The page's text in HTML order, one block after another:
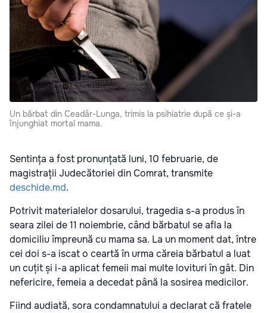
Un bărbat din Ceadâr-Lunga, trimis la psihiatrie după ce și-a
înjunghiat mortal mama.
Sentința a fost pronunțată luni, 10 februarie, de
magistrații Judecătoriei din Comrat, transmite
deschide.md.
Potrivit materialelor dosarului, tragedia s-a produs în
seara zilei de 11 noiembrie, când bărbatul se afla la
domiciliu împreună cu mama sa. La un moment dat, între
cei doi s-a iscat o ceartă în urma căreia bărbatul a luat
un cuțit și i-a aplicat femeii mai multe lovituri în gât. Din
nefericire, femeia a decedat până la sosirea medicilor.
Fiind audiată, sora condamnatului a declarat că fratele